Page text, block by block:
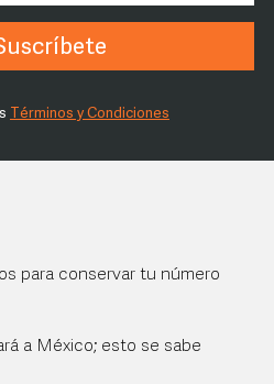
Términos y Condiciones
para conservar tu número
a México; esto se sabe